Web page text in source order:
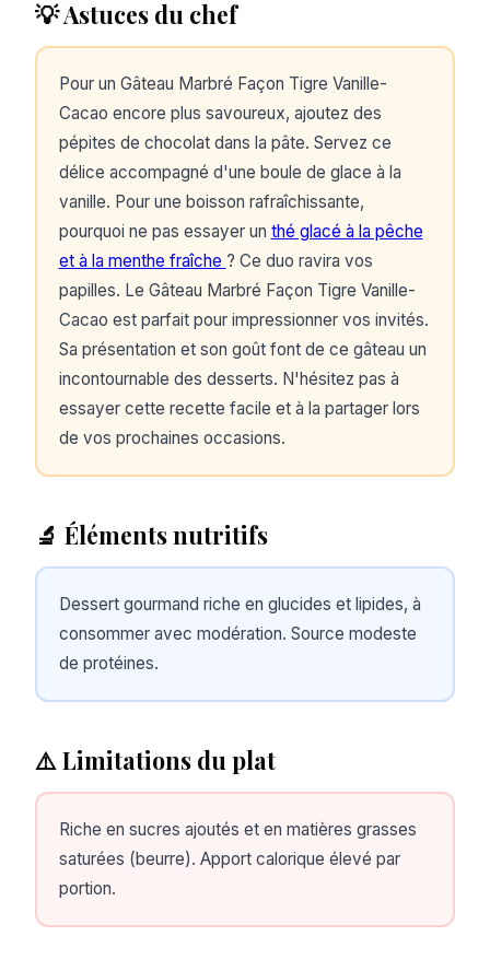
💡 Astuces du chef
Pour un Gâteau Marbré Façon Tigre Vanille-
Cacao encore plus savoureux, ajoutez des
pépites de chocolat dans la pâte. Servez ce
délice accompagné d'une boule de glace à la
vanille. Pour une boisson rafraîchissante,
pourquoi ne pas essayer un thé glacé à la pêche
et à la menthe fraîche ? Ce duo ravira vos
papilles. Le Gâteau Marbré Façon Tigre Vanille-
Cacao est parfait pour impressionner vos invités.
Sa présentation et son goût font de ce gâteau un
incontournable des desserts. N'hésitez pas à
essayer cette recette facile et à la partager lors
de vos prochaines occasions.
🔬 Éléments nutritifs
Dessert gourmand riche en glucides et lipides, à
consommer avec modération. Source modeste
de protéines.
⚠️ Limitations du plat
Riche en sucres ajoutés et en matières grasses
saturées (beurre). Apport calorique élevé par
portion.